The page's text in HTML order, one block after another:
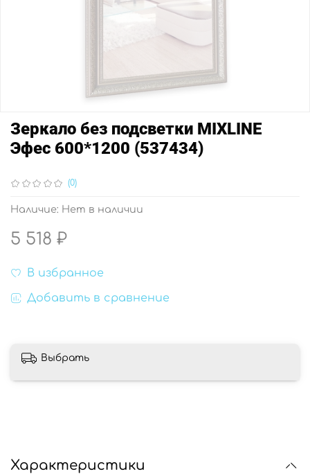
(0)
Наличие: Нет в наличии
Зеркало без подсветки MIXLINE
Эфес 600*1200 (537434)
5 518 ₽
В избранное
Добавить в сравнение
Выбрать
Характеристики